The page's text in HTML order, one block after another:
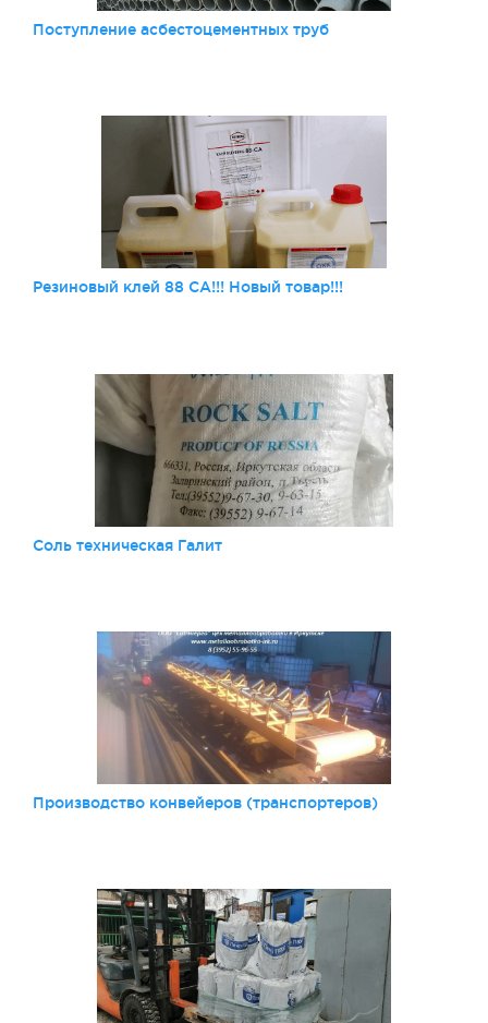
Поступление асбестоцементных труб
Резиновый клей 88 СА!!! Новый товар!!!
Соль техническая Галит
Производство конвейеров (транспортеров)